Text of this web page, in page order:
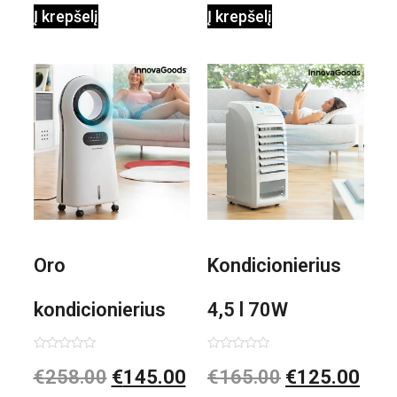
0,35 L 3 Bar
1000W
Į krepšelį
Shiatsu
Į krepšelį
Oro
kondicionierius
Evareer
0
iš
€258.00 €145.00
Kondicionierius
4,5 l 70W
nešiojamas,
0
iš
€165.00 €125.00